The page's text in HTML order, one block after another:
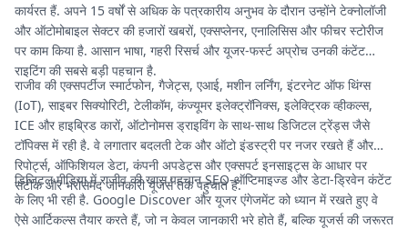
कार्यरत हैं. अपने 15 वर्षों से अधिक के पत्रकारीय अनुभव के दौरान उन्होंने टेक्नोलॉजी
और ऑटोमोबाइल सेक्टर की हजारों खबरों, एक्सप्लेनर, एनालिसिस और फीचर स्टोरीज
पर काम किया है. आसान भाषा, गहरी रिसर्च और यूजर-फर्स्ट अप्रोच उनकी कंटेंट
राइटिंग की सबसे बड़ी पहचान है.
राजीव की एक्सपर्टीज स्मार्टफोन, गैजेट्स, एआई, मशीन लर्निंग, इंटरनेट ऑफ थिंग्स
(IoT), साइबर सिक्योरिटी, टेलीकॉम, कंज्यूमर इलेक्ट्रॉनिक्स, इलेक्ट्रिक व्हीकल्स,
ICE और हाइब्रिड कारों, ऑटोनोमस ड्राइविंग के साथ-साथ डिजिटल ट्रेंड्स जैसे
टॉपिक्स में रही है. वे लगातार बदलती टेक और ऑटो इंडस्ट्री पर नजर रखते हैं और
रिपोर्ट्स, ऑफिशियल डेटा, कंपनी अपडेट्स और एक्सपर्ट इनसाइट्स के आधार पर
सटीक और भरोसेमंद जानकारी यूजर्स तक पहुंचाते हैं.
डिजिटल मीडिया में राजीव की खास पहचान SEO-ऑप्टिमाइज्ड और डेटा-ड्रिवेन कंटेंट
के लिए भी रही है. Google Discover और यूजर एंगेजमेंट को ध्यान में रखते हुए वे
ऐसे आर्टिकल्स तैयार करते हैं, जो न केवल जानकारी भरे होते हैं, बल्कि यूजर्स की जरूरत